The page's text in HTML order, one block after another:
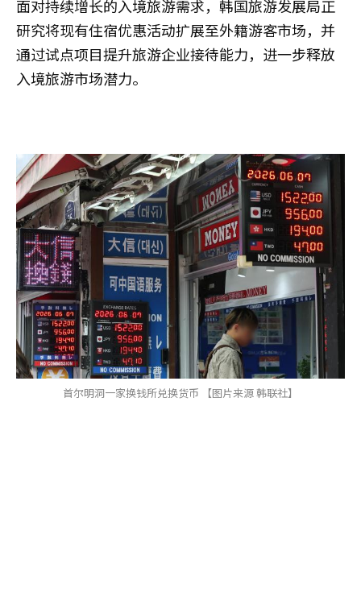
面对持续增长的入境旅游需求，韩国旅游发展局正
研究将现有住宿优惠活动扩展至外籍游客市场，并
通过试点项目提升旅游企业接待能力，进一步释放
入境旅游市场潜力。
首尔明洞一家换钱所兑换货币 【图片来源 韩联社】